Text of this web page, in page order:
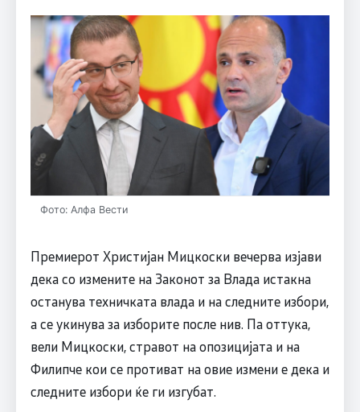
Фото: Алфа Вести
Премиерот Христијан Мицкоски вечерва изјави
дека со измените на Законот за Влада истакна
останува техничката влада и на следните избори,
а се укинува за изборите после нив. Па оттука,
вели Мицкоски, стравот на опозицијата и на
Филипче кои се противат на овие измени е дека и
следните избори ќе ги изгубат.